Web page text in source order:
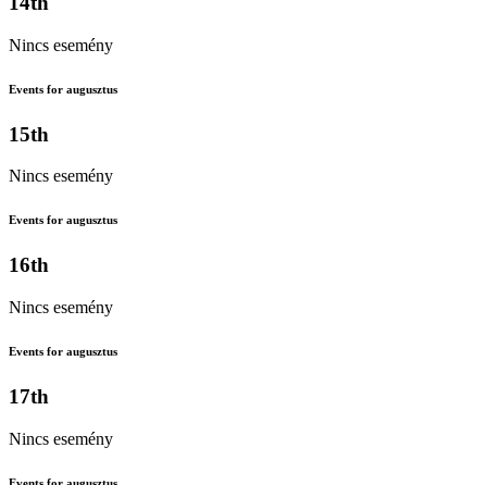
Nincs esemény
Events for augusztus
15th
Nincs esemény
Events for augusztus
16th
Nincs esemény
Events for augusztus
17th
Nincs esemény